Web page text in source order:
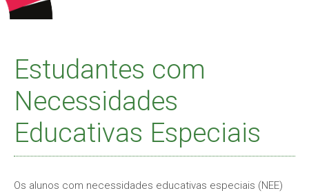
Estudantes com
Necessidades
Educativas Especiais
Os alunos com necessidades educativas especiais (NEE)